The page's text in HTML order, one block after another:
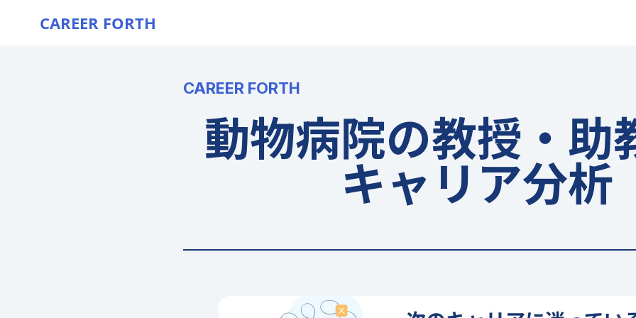
CAREER FORTH
CAREER FORTH
動物病院の教授・助
キャリア分析